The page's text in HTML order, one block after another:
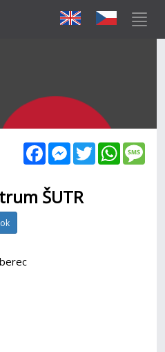
FacebookMessenger
Twitter
ŠUTR